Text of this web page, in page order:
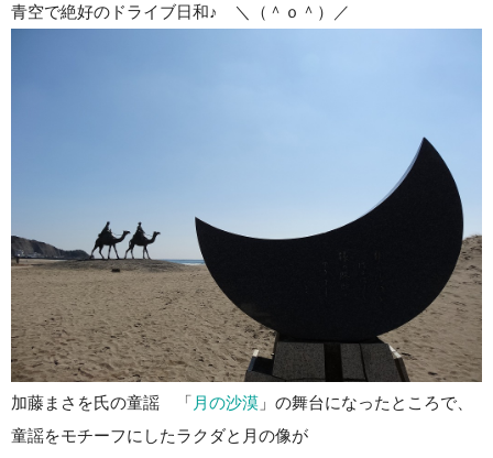
青空で絶好のドライブ日和♪ ＼（＾ｏ＾）／
加藤まさを氏の童謡 「 月の沙漠 」の舞台になったところで、
童謡をモチーフにしたラクダと月の像が